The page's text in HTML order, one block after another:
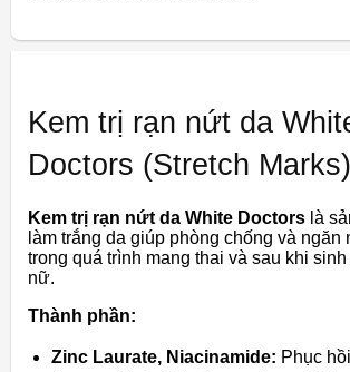
Kem trị rạn nứt da
Doctors (Stretch Marks)
Kem trị rạn nứt da White Doctors là
làm trắng da giúp phòng chống và
trong quá trình mang thai và sau khi
nữ.
Thành phần:
Zinc Laurate, Niacinamide: Phục